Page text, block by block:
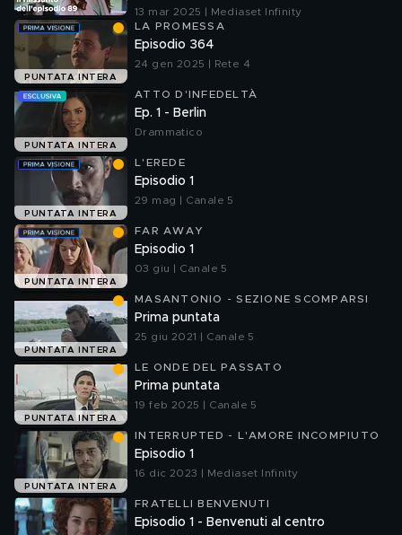
13 mar 2025 | Mediaset Infinity
PUNTATA INTERA
LA PROMESSA
Episodio 364
24 gen 2025 | Rete 4
PUNTATA INTERA
ATTO D'INFEDELTÀ
Ep. 1 - Berlin
Drammatico
PUNTATA INTERA
L'EREDE
Episodio 1
29 mag | Canale 5
PUNTATA INTERA
FAR AWAY
Episodio 1
03 giu | Canale 5
PUNTATA INTERA
MASANTONIO - SEZIONE SCOMPARSI
Prima puntata
25 giu 2021 | Canale 5
PUNTATA INTERA
LE ONDE DEL PASSATO
Prima puntata
19 feb 2025 | Canale 5
PUNTATA INTERA
INTERRUPTED - L'AMORE INCOMPIUTO
Episodio 1
16 dic 2023 | Mediaset Infinity
FRATELLI BENVENUTI
Episodio 1 - Benvenuti al centro